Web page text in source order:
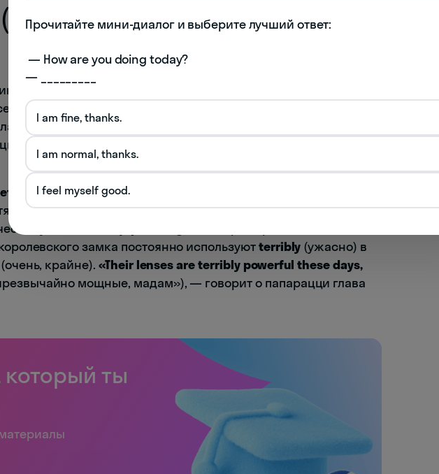
― очень вольная фантазия на тему того, что думала и
решаясь на развод с принцем Чарльзом. Американка
с имитацией великосветского произношения, да и вообще
нравов и повадок британского высшего
в оригинале:
научиться говорить «как королева». «Spencer» ― отличное
английскому,
замка постоянно используютterribly (ужасно) в
крайне). «Their lenses are terribly powerful these days,
мощные, мадам»), ― говорит о папарацци глава
который ты
Прочитайте мини-диалог и выберите лучший ответ:
— _________
I am fine, thanks.
I am normal, thanks.
I feel myself good.